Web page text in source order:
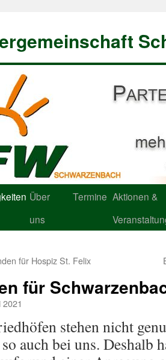
Über
uns
Termine Aktionen &
für Hospiz St. Felix
für
stehen nicht
auch bei uns. Deshalb